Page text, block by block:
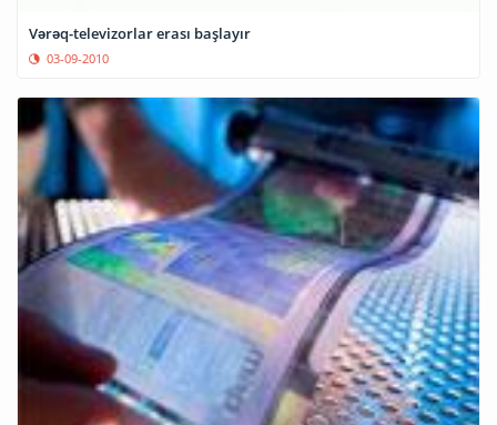
Vərəq-televizorlar erası başlayır
03-09-2010